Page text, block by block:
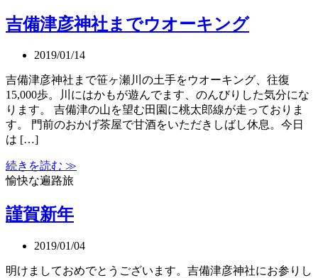
吉備津彦神社までウオーキング
2019/01/14
吉備津彦神社まで笹ヶ瀬川の土手をウオーキング、往復
15,000歩。川にはかもが遊んでます、のんびりした気分にな
ります。 吉備津の山を望む田園に桃太郎線が走っておりま
す。 門前のおかげ茶屋で甘酒をいただきしばし休息。今日
は […]
続きを読む ≫
愉快な遍路旅
謹賀新年
2019/01/04
明けましておめでとうございます。吉備津彦神社にお参りし